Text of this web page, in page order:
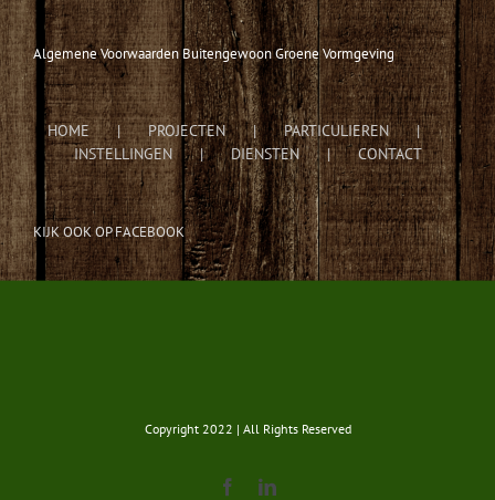
Algemene Voorwaarden Buitengewoon Groene Vormgeving
HOME PROJECTEN
PARTICULIEREN
INSTELLINGEN
DIENSTEN CONTACT
KIJK OOK OP FACEBOOK
Copyright 2022 | All Rights Reserved
FacebookLinkedIn